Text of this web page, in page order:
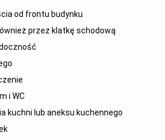
od frontu budynku
przez klatkę schodową
i WC
kuchni lub aneksu kuchennego